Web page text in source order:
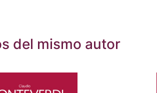
del mismo autor